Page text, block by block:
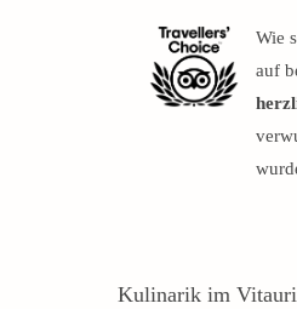
Wie
auf
Kulinarik im